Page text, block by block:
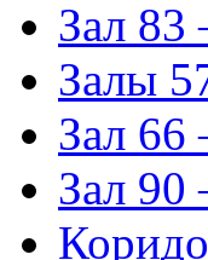
Зал
Залы
Зал
Зал